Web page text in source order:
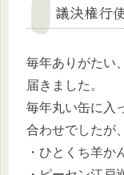
議決権行
毎年ありがたい
届きました。
毎年丸い缶に入
合わせでしたが
・ひとくち羊か